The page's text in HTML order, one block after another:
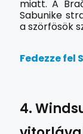
miatt. A
Sabunike
a szörfösök
Fedezze fel
4.